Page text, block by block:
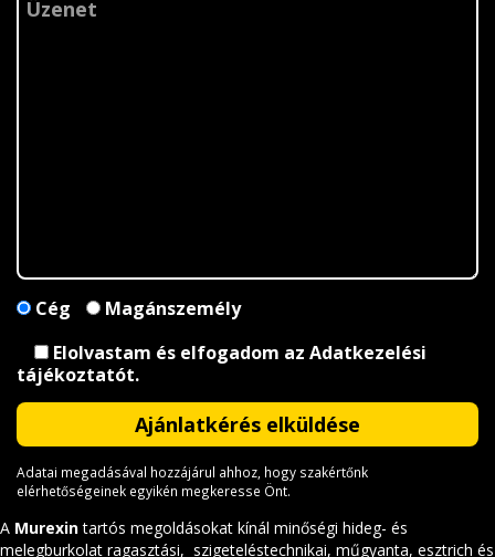
Cég
Magánszemély
Elolvastam és elfogadom az Adatkezelési
tájékoztatót.
Adatai megadásával hozzájárul ahhoz, hogy szakértőnk
elérhetőségeinek egyikén megkeresse Önt.
A Murexintartós megoldásokat kínál minőségi hideg- és
melegburkolat ragasztási, szigeteléstechnikai, műgyanta, esztrich és